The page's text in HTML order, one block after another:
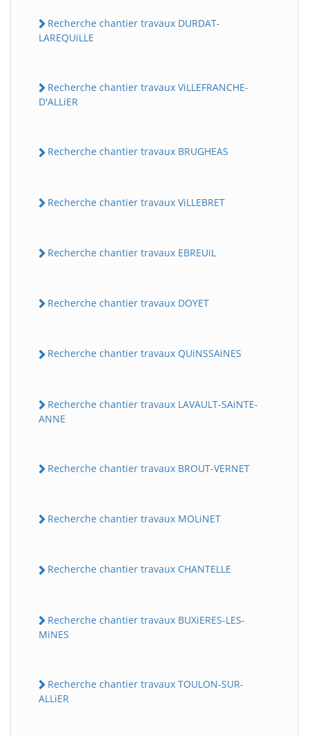
Recherche chantier travaux DURDAT-
LAREQUiLLE
Recherche chantier travaux ViLLEFRANCHE-
D'ALLiER
Recherche chantier travaux BRUGHEAS
Recherche chantier travaux ViLLEBRET
Recherche chantier travaux EBREUiL
Recherche chantier travaux DOYET
Recherche chantier travaux QUiNSSAiNES
Recherche chantier travaux LAVAULT-SAiNTE-
ANNE
Recherche chantier travaux BROUT-VERNET
Recherche chantier travaux MOLiNET
Recherche chantier travaux CHANTELLE
Recherche chantier travaux BUXiERES-LES-
MiNES
Recherche chantier travaux TOULON-SUR-
ALLiER